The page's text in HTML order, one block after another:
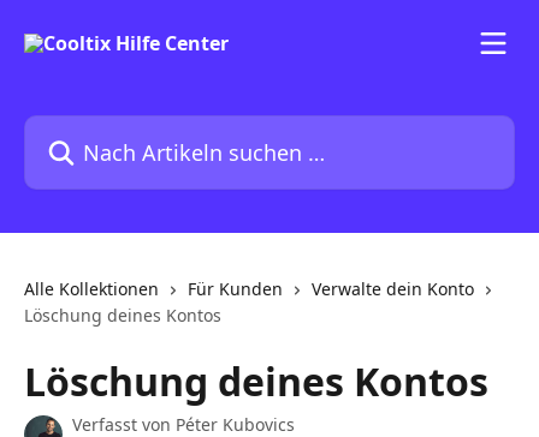
Nach Artikeln suchen …
Alle Kollektionen Für Kunden
Verwalte dein Konto
Löschung deines Kontos
Löschung deines Kontos
Verfasst von Péter Kubovics